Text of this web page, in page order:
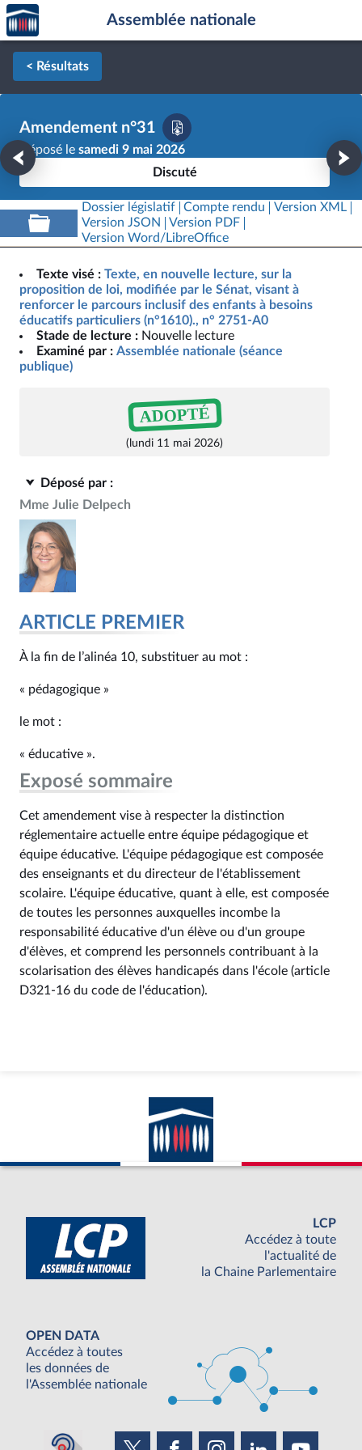
Aller au contenu
Aller en bas de la page
Accèder
à la
page
d'accueil
Assemblée nationale
< Résultats
Amendement n°31
Déposé le samedi 9 mai 2026
Discuté
Dossier législatif Compte rendu
Version XML
Version JSON
Version PDF
Version Word/LibreOffice
Texte visé : Texte, en nouvelle lecture, sur la
proposition de loi, modifiée par le Sénat, visant à
renforcer le parcours inclusif des enfants à besoins
éducatifs particuliers (n°1610)., n° 2751-A0
Stade de lecture : Nouvelle lecture
Examiné par : Assemblée nationale (séance
publique)
ADOPTÉ
(lundi 11 mai 2026)
Déposé par :
Mme Julie Delpech
ARTICLE PREMIER
À la fin de l’alinéa 10, substituer au mot :
« pédagogique »
le mot :
« éducative ».
Exposé sommaire
Cet amendement vise à respecter la distinction
réglementaire actuelle entre équipe pédagogique et
équipe éducative. L'équipe pédagogique est composée
des enseignants et du directeur de l'établissement
scolaire. L'équipe éducative, quant à elle, est composée
de toutes les personnes auxquelles incombe la
responsabilité éducative d'un élève ou d'un groupe
d'élèves, et comprend les personnels contribuant à la
scolarisation des élèves handicapés dans l'école (article
D321-16 du code de l'éducation).
LCP
Accédez à toute
l'actualité de
la Chaine Parlementaire
OPEN DATA
Accédez à toutes
les données de
l'Assemblée nationale